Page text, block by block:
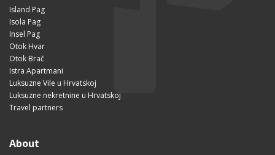
Island Pag
Isola Pag
Insel Pag
Otok Hvar
Otok Brač
Istra Apartmani
Luksuzne Vile u Hrvatskoj
Luksuzne nekretnine u Hrvatskoj
Travel partners
About